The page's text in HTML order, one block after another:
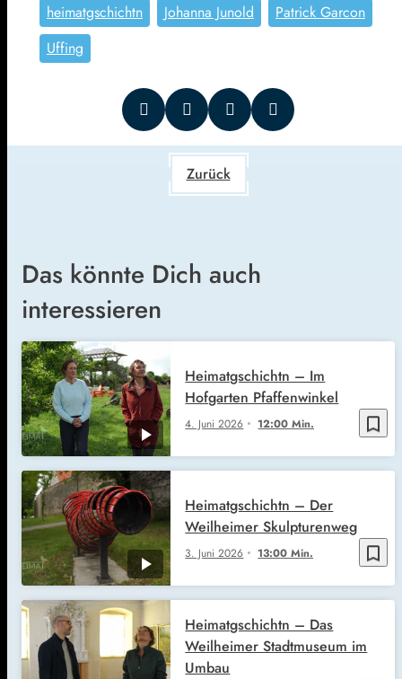
heimatgschichtn Johanna Junold
Patrick Garcon
Uffing
Zurück
Das könnte Dich auch
interessieren
bookmark_border
4. Juni 2026 12:00 Min.
Heimatgschichtn – Im
Hofgarten Pfaffenwinkel
bookmark_border
3. Juni 2026 13:00 Min.
Heimatgschichtn – Der
Weilheimer Skulpturenweg
Heimatgschichtn – Das
Weilheimer Stadtmuseum im
Umbau